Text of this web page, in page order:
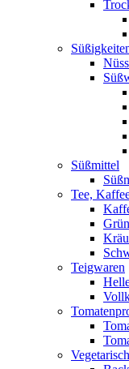
Süßmittel
Tee,
Teigwaren